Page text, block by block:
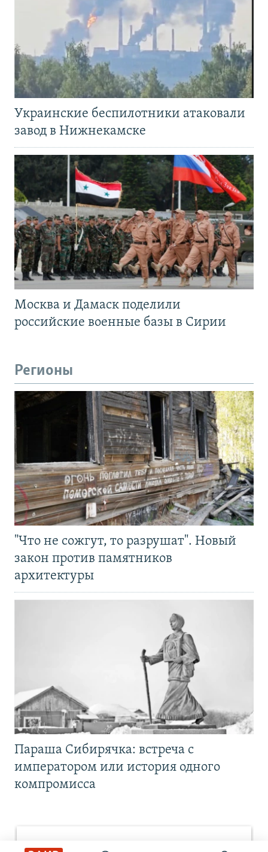
Украинские беспилотники атаковали
завод в Нижнекамске
Москва и Дамаск поделили
российские военные базы в Сирии
Регионы
"Что не сожгут, то разрушат". Новый
закон против памятников
архитектуры
Параша Сибирячка: встреча с
императором или история одного
компромисса